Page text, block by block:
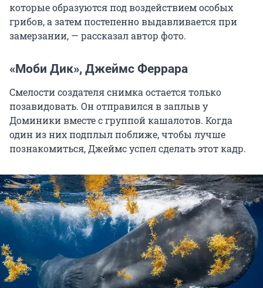
которые образуются под воздействием особых
грибов, а затем постепенно выдавливается при
замерзании, — рассказал автор фото.
«Моби Дик», Джеймс Феррара
Смелости создателя снимка остается только
позавидовать. Он отправился в заплыв у
Доминики вместе с группой кашалотов. Когда
один из них подплыл поближе, чтобы лучше
познакомиться, Джеймс успел сделать этот кадр.